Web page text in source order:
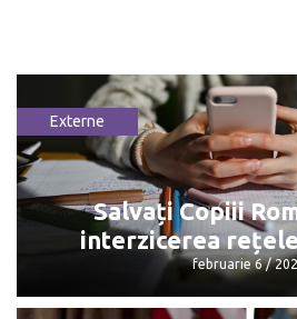
Externe
Salvați Copiii
interzicerea
februarie 6 /